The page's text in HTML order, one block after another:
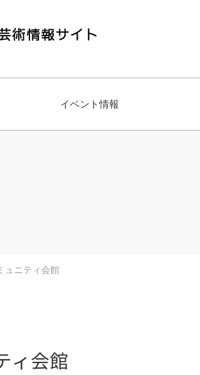
イベント情報
ュニティ会館
ィ会館